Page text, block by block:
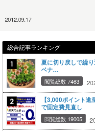
2012.09.17
総合記事ランキング
夏に切り戻しで繰
ベナ…
閲覧総数 7463
【3,000ポイント
で固定費見直し
閲覧総数 19005